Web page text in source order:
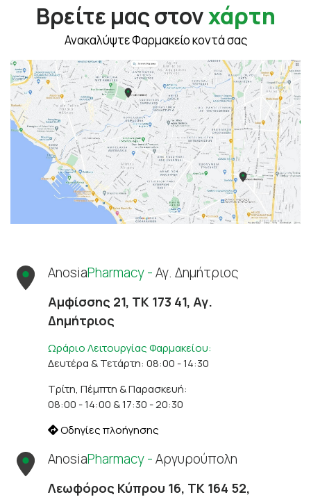
Βρείτε μας στονχάρτη
Ανακαλύψτε Φαρμακείο κοντά σας
AnosiaPharmacy -Αγ. Δημήτριος
Αμφίσσης 21, ΤΚ 173 41, Αγ.
Δημήτριος
Ωράριο Λειτουργίας Φαρμακείου:
Δευτέρα & Τετάρτη: 08:00 - 14:30
Τρίτη, Πέμπτη & Παρασκευή:
08:00 - 14:00 & 17:30 - 20:30
Οδηγίες πλοήγησης
AnosiaPharmacy -Αργυρούπολη
Λεωφόρος Κύπρου 16, ΤΚ 164 52,